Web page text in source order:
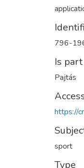
796-
Is
Pajtás
https://
sport
Type